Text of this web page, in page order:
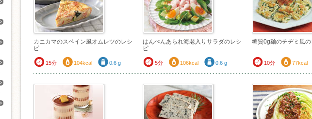
カニカマのスペイン風オムレツのレシ
ピ
15分 104kcal 0.6 g
はんぺんあられ海老入りサラダのレシ
ピ
5分 106kcal 0.6 g
糖質0g麺のチヂミ風
10分 77kcal